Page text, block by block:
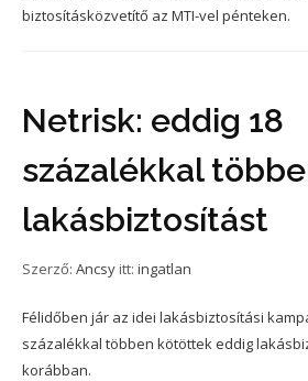
biztosításközvetítő az MTI-vel pénteken.
Netrisk: eddig 18
százalékkal
lakásbiztosítást
Szerző: Ancsy itt: ingatlan
Félidőben jár az idei lakásbiztosítási
százalékkal többen kötöttek eddig
korábban.